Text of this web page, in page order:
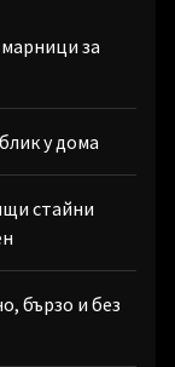
за
у дома
стайни
бързо и без